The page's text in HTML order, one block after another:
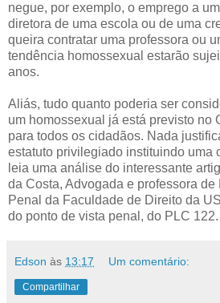
negue, por exemplo, o emprego a
diretora de uma escola ou de uma
queira contratar uma professora ou
tendência homossexual estarão
anos.
Aliás, tudo quanto poderia ser
um homossexual já está previsto no
para todos os cidadãos. Nada
estatuto privilegiado instituindo uma
leia uma análise do interessante
da Costa, Advogada e professora de
Penal da Faculdade de Direito da
do ponto de vista penal, do PLC 122.
Edson às 13:17 Um comentário:
Compartilhar